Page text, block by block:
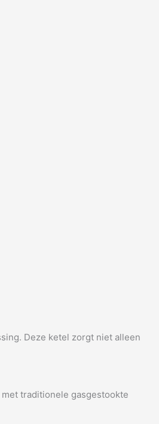
Deze ketel zorgt niet alleen
traditionele gasgestookte